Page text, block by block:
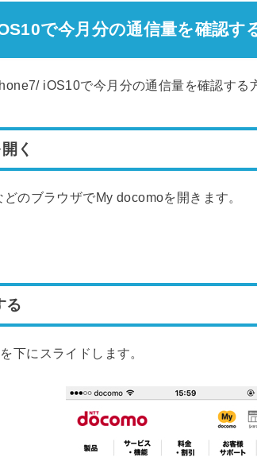
で今月分の通信量を確認す
iOS10で今月分の通信量を確認する
く
のブラウザでMy docomoを開きます。
る
下にスライドします。